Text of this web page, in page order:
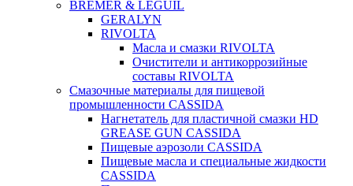
BREMER & LEGUIL
GERALYN
RIVOLTA
Масла и смазки RIVOLTA
Очистители и антикоррозийные
составы RIVOLTA
Смазочные материалы для пищевой
промышленности CASSIDA
Нагнетатель для пластичной смазки HD
GREASE GUN CASSIDA
Пищевые аэрозоли CASSIDA
Пищевые масла и специальные жидкости
CASSIDA